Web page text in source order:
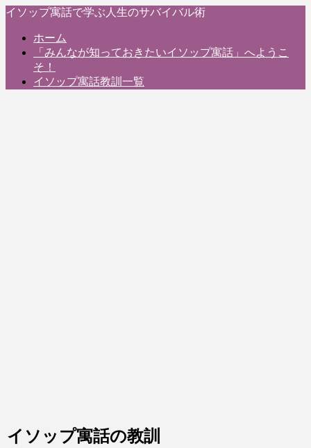
イソップ寓話で学ぶ人生のサバイバル術
ホーム
「みんなが知っておきたいイソップ寓話」へようこ
そ！
イソップ寓話教訓一覧
イソップ寓話の教訓